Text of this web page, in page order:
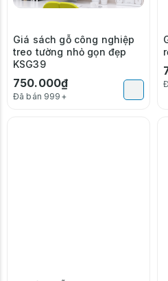
Giá sách gỗ công nghiệp
treo tường nhỏ gọn đẹp
KSG39
750.000₫
Đã bán 999+